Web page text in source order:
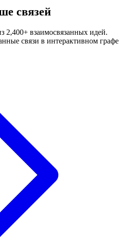
связей
2,400+ взаимосвязанных идей.
связи в интерактивном графе